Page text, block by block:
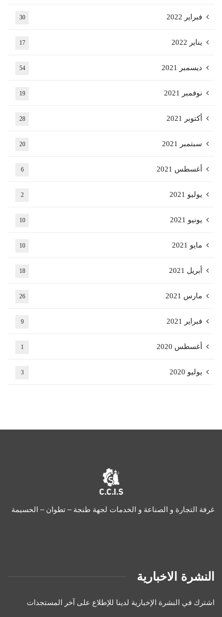
فبراير 2022 30
يناير 2022 17
ديسمبر 2021 54
نوفمبر 2021 19
أكتوبر 2021 28
سبتمبر 2021 20
أغسطس 2021 6
يوليو 2021 2
يونيو 2021 10
مايو 2021 10
أبريل 2021 18
مارس 2021 26
فبراير 2021 9
أغسطس 2020 1
يوليو 2020 3
غرفة التجارة و الصناعة و الخدمات لجهة طنجة – تطوان – الحسيمة
النشرة الاخبارية
اشترك في النشرة الإخبارية لدينا للإطلاع على آخر المستجدات